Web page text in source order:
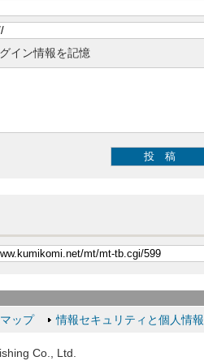
イン情報を記憶
ップ 情報セキュリティと個人情
Co., Ltd.